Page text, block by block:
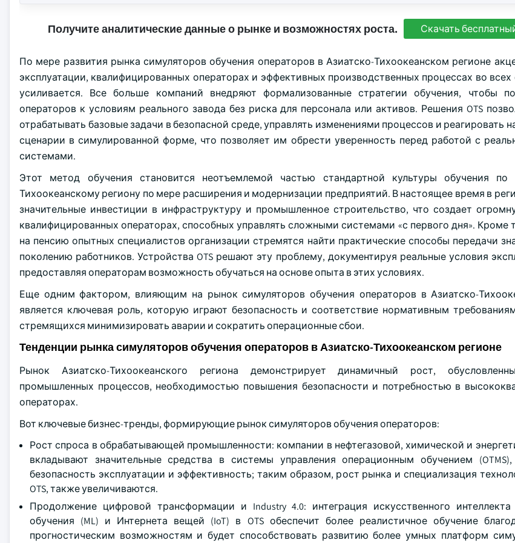
Получите аналитические данные о рынке и возможностях роста. Скачать
По мере развития рынка симуляторов обучения операторов в Азиатско-Тихоокеанском регионе
эксплуатации, квалифицированных операторах и эффективных производственных процессах во всех
усиливается. Все больше компаний внедряют формализованные стратегии обучения, чтобы
операторов к условиям реального завода без риска для персонала или активов. Решения OTS
отрабатывать базовые задачи в безопасной среде, управлять изменениями процессов и реагировать
сценарии в симулированной форме, что позволяет им обрести уверенность перед работой с
системами.
Этот метод обучения становится неотъемлемой частью стандартной культуры обучения по
Тихоокеанскому региону по мере расширения и модернизации предприятий. В настоящее время в
значительные инвестиции в инфраструктуру и промышленное строительство, что создает
квалифицированных операторах, способных управлять сложными системами «с первого дня». Кроме
на пенсию опытных специалистов организации стремятся найти практические способы передачи
поколению работников. Устройства OTS решают эту проблему, документируя реальные условия
предоставляя операторам возможность обучаться на основе опыта в этих условиях.
Еще одним фактором, влияющим на рынок симуляторов обучения операторов в Азиатско-
является ключевая роль, которую играют безопасность и соответствие нормативным
стремящихся минимизировать аварии и сократить операционные сбои.
Тенденции рынка симуляторов обучения операторов в Азиатско-Тихоокеанском регионе
Рынок Азиатско-Тихоокеанского региона демонстрирует динамичный рост,
промышленных процессов, необходимостью повышения безопасности и потребностью в
операторах.
Вот ключевые бизнес-тренды, формирующие рынок симуляторов обучения операторов:
Рост спроса в обрабатывающей промышленности: компании в нефтегазовой, химической и
вкладывают значительные средства в системы управления операционным обучением
безопасность эксплуатации и эффективность; таким образом, рост рынка и специализация
OTS, также увеличиваются.
Продолжение цифровой трансформации и Industry 4.0: интеграция искусственного
обучения (ML) и Интернета вещей (IoT) в OTS обеспечит более реалистичное обучение
прогностическим возможностям и будет способствовать развитию более умных платформ